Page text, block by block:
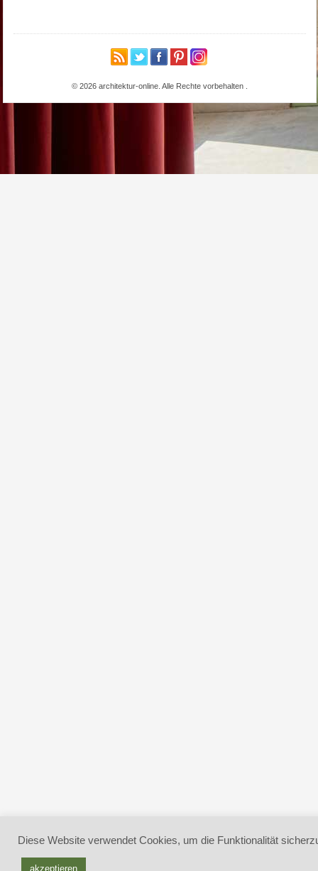
© 2026 architektur-online. Alle Rechte vorbehalten .
Diese Website verwendet Cookies, um die Funktionalität
akzeptieren